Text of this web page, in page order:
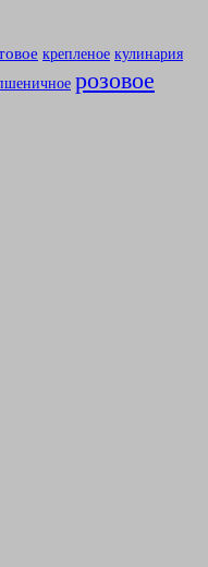
крепленое кулинария
розовое